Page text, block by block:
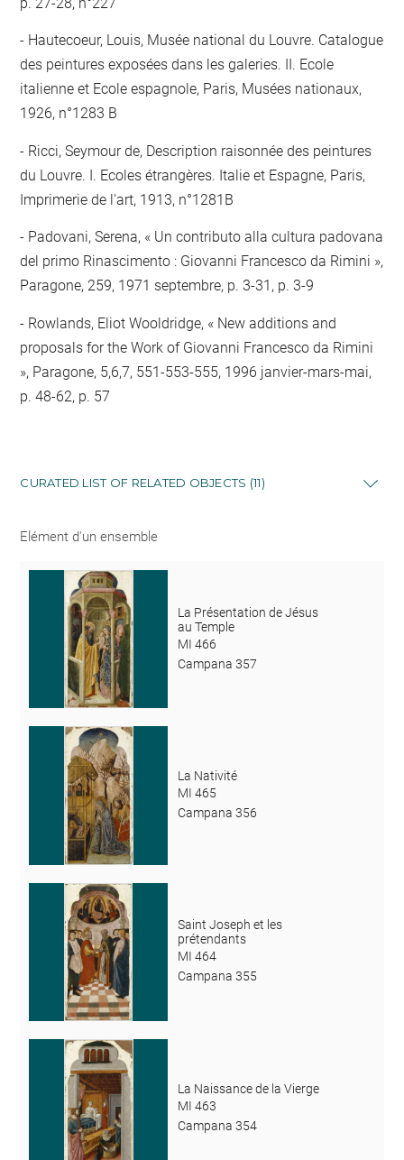
Hautecoeur, Louis, Musée national du Louvre. Catalogue
des peintures exposées dans les galeries. II. Ecole
italienne et Ecole espagnole, Paris, Musées nationaux,
1926, n°1283 B
Ricci, Seymour de, Description raisonnée des peintures
du Louvre. I. Ecoles étrangères. Italie et Espagne, Paris,
Imprimerie de l'art, 1913, n°1281B
Padovani, Serena, « Un contributo alla cultura padovana
del primo Rinascimento : Giovanni Francesco da Rimini »,
Paragone, 259, 1971 septembre, p. 3-31, p. 3-9
Rowlands, Eliot Wooldridge, « New additions and
proposals for the Work of Giovanni Francesco da Rimini
», Paragone, 5,6,7, 551-553-555, 1996 janvier-mars-mai,
p. 48-62, p. 57
CURATED LIST OF RELATED OBJECTS (11)
Elément d'un ensemble
La Présentation de Jésus
au Temple
MI 466
Campana 357
La Nativité
MI 465
Campana 356
Saint Joseph et les
prétendants
MI 464
Campana 355
La Naissance de la Vierge
MI 463
Campana 354